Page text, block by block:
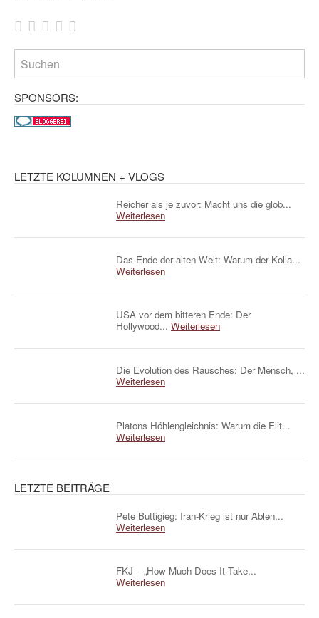
SPONSORS:
LETZTE KOLUMNEN + VLOGS
Reicher als je zuvor: Macht uns die glob...
Weiterlesen
Das Ende der alten Welt: Warum der Kolla...
Weiterlesen
USA vor dem bitteren Ende: Der
Hollywood... Weiterlesen
Die Evolution des Rausches: Der Mensch, ...
Weiterlesen
Platons Höhlengleichnis: Warum die Elit...
Weiterlesen
LETZTE BEITRÄGE
Pete Buttigieg: Iran-Krieg ist nur Ablen...
Weiterlesen
FKJ – „How Much Does It Take...
Weiterlesen